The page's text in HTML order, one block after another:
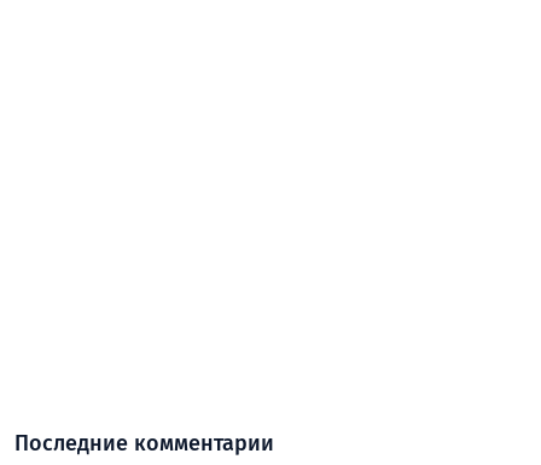
Последние комментарии